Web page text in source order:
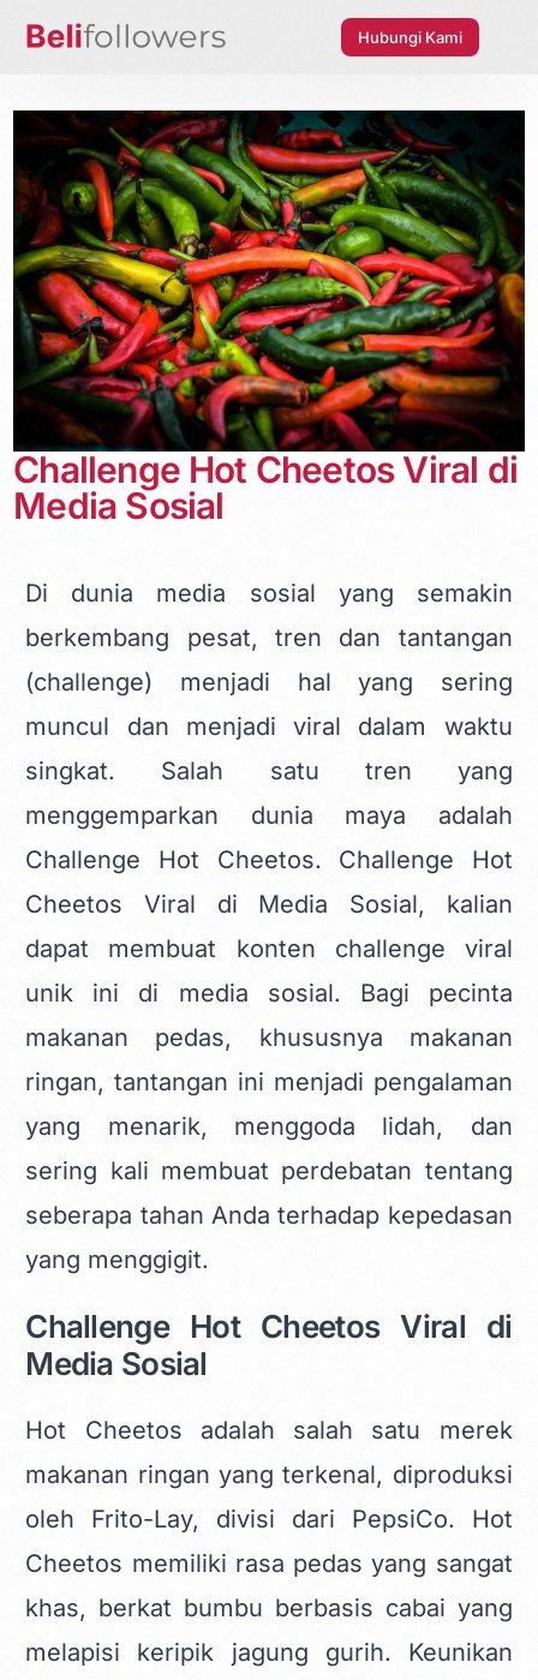
Hubungi Kami
Challenge Hot Cheetos Viral di
Media Sosial
Di dunia media sosial yang semakin
berkembang pesat, tren dan tantangan
(challenge) menjadi hal yang sering
muncul dan menjadi viral dalam waktu
singkat. Salah satu tren yang
menggemparkan dunia maya adalah
Challenge Hot Cheetos. Challenge Hot
Cheetos Viral di Media Sosial, kalian
dapat membuat konten challenge viral
unik ini di media sosial. Bagi pecinta
makanan pedas, khususnya makanan
ringan, tantangan ini menjadi pengalaman
yang menarik, menggoda lidah, dan
sering kali membuat perdebatan tentang
seberapa tahan Anda terhadap kepedasan
yang menggigit.
Challenge Hot Cheetos Viral di
Media Sosial
Hot Cheetos adalah salah satu merek
makanan ringan yang terkenal, diproduksi
oleh Frito-Lay, divisi dari PepsiCo. Hot
Cheetos memiliki rasa pedas yang sangat
khas, berkat bumbu berbasis cabai yang
melapisi keripik jagung gurih. Keunikan